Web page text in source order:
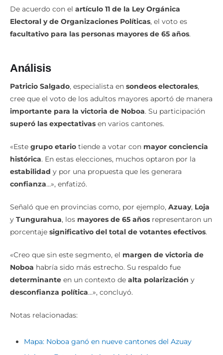
De acuerdo con el artículo 11 de la Ley Orgánica
Electoral y de Organizaciones Políticas, el voto es
facultativo para las personas mayores de 65 años.
Análisis
Patricio Salgado, especialista en sondeos electorales,
cree que el voto de los adultos mayores aportó de manera
importante para la victoria de Noboa. Su participación
superó las expectativas en varios cantones.
«Este grupo etario tiende a votar con mayor conciencia
histórica. En estas elecciones, muchos optaron por la
estabilidad y por una propuesta que les generara
confianza…», enfatizó.
Señaló que en provincias como, por ejemplo, Azuay, Loja
y Tungurahua, los mayores de 65 años representaron un
porcentaje significativo del total de votantes efectivos.
«Creo que sin este segmento, el margen de victoria de
Noboa habría sido más estrecho. Su respaldo fue
determinante en un contexto de alta polarización y
desconfianza política…», concluyó.
Notas relacionadas:
Mapa: Noboa ganó en nueve cantones del Azuay